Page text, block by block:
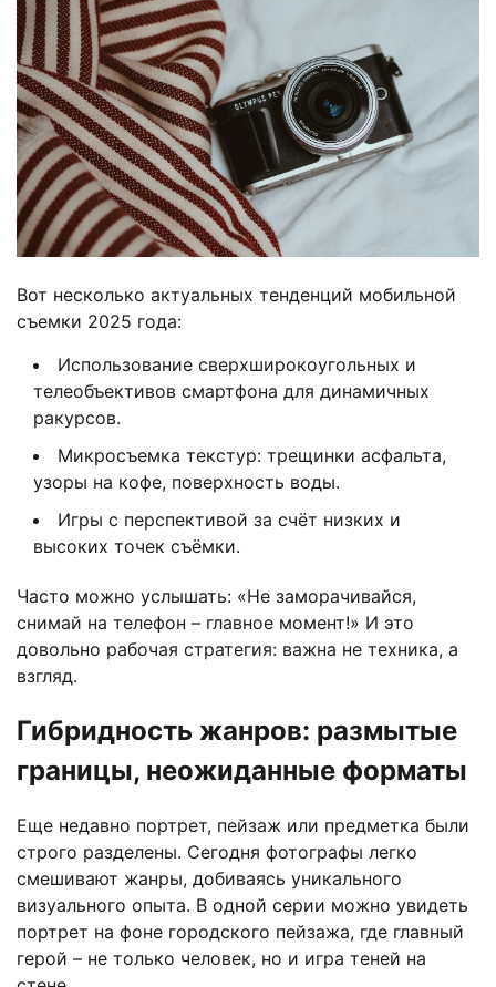
Вот несколько актуальных тенденций мобильной
съемки 2025 года:
Использование сверхширокоугольных и
телеобъективов смартфона для динамичных
ракурсов.
Микросъемка текстур: трещинки асфальта,
узоры на кофе, поверхность воды.
Игры с перспективой за счёт низких и
высоких точек съёмки.
Часто можно услышать: «Не заморачивайся,
снимай на телефон – главное момент!» И это
довольно рабочая стратегия: важна не техника, а
взгляд.
Гибридность жанров: размытые
границы, неожиданные форматы
Еще недавно портрет, пейзаж или предметка были
строго разделены. Сегодня фотографы легко
смешивают жанры, добиваясь уникального
визуального опыта. В одной серии можно увидеть
портрет на фоне городского пейзажа, где главный
герой – не только человек, но и игра теней на